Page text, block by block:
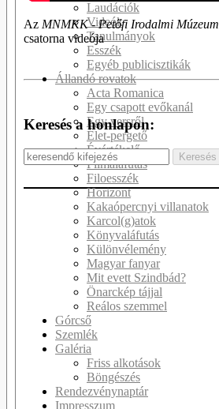
Laudációk
Videók
Tanulmányok
Esszék
Egyéb publicisztikák
Állandó rovatok
Acta Romanica
Egy csapott evőkanál
Egy versről
Élet-pergető
Évértékelő
Filmaláfutás
Filoesszék
Horizont
Kakaópercnyi villanatok
Karcol(g)atok
Könyvaláfutás
Különvélemény
Magyar fanyar
Mit evett Szindbád?
Önarckép tájjal
Reálos szemmel
Górcső
Szemlék
Galéria
Friss alkotások
Böngészés
Rendezvénynaptár
Impresszum
Az MNMKK - Petőfi Irodalmi Múzeum
csatorna videója
Keresés a honlapon: